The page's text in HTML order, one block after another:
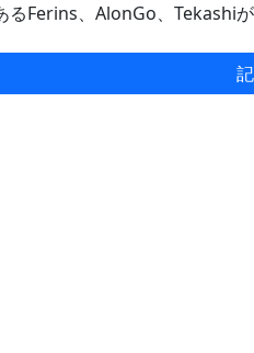
るFerins、AlonGo、Tekashi